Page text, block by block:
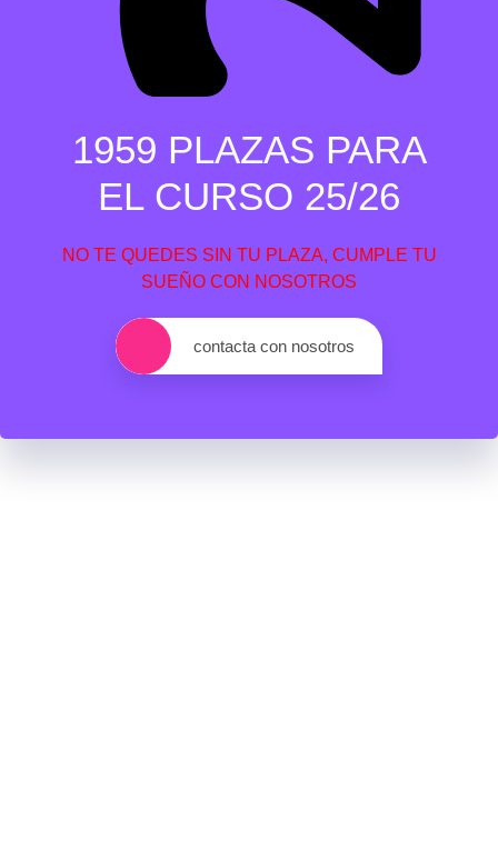
1959 PLAZAS PARA
EL CURSO 25/26
NO TE QUEDES SIN TU PLAZA, CUMPLE TU
SUEÑO CON NOSOTROS
contacta con nosotros